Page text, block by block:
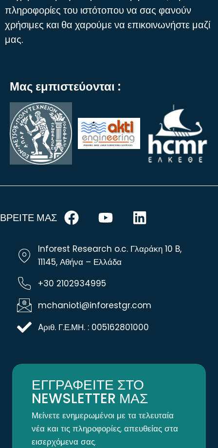
πληροφορίες του ιστότοπου να σας φανούν
χρήσιμες και θα χαρούμε να επικοινωνήστε μαζί
μας.
Μας εμπιστεύονται :
ΒΡΕΙΤΕ ΜΑΣ
Inforest Research o.c. Γλαράκη 10 B,
11145, Αθήνα – Ελλάδα
+30 2102934995
mchanioti@inforestgr.com
Aριθ. Γ.Ε.ΜΗ. : 005162801000
ΕΓΓΡΑΦΕΙΤΕ ΣΤΟ
NEWSLETTER ΜΑΣ
Μείνετε ενημερωμένοι με τα τελευταία
νέα και τις πληροφορίες, απευθείας στα
εισερχόμενα σας.